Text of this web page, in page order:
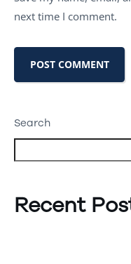
next time I comment.
Search
Recent